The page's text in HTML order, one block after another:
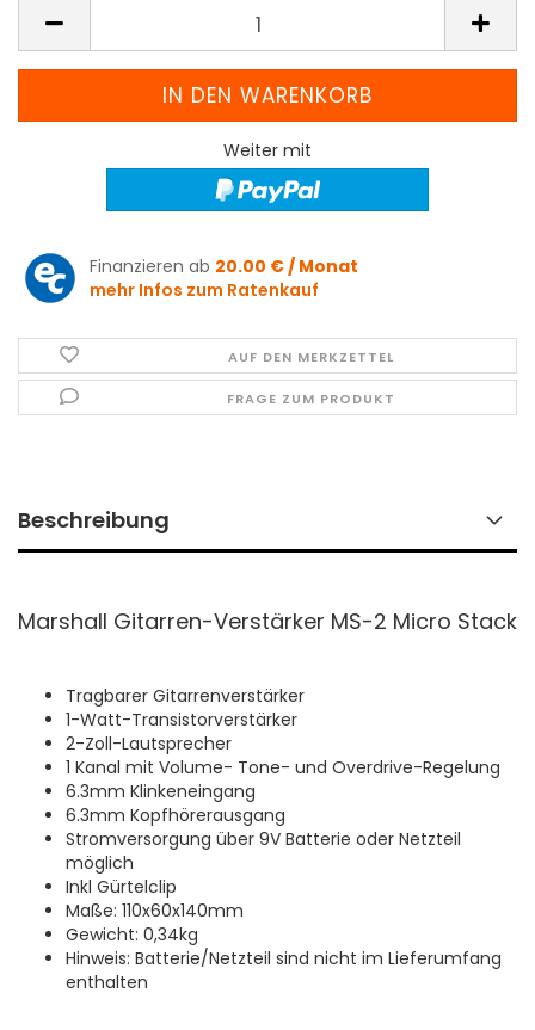
Weiter mit
Finanzieren ab 20.00 € / Monat
mehr Infos zum Ratenkauf
AUF DEN MERKZETTEL
FRAGE ZUM PRODUKT
Beschreibung
Marshall Gitarren-Verstärker MS-2 Micro Stack
Tragbarer Gitarrenverstärker
1-Watt-Transistorverstärker
2-Zoll-Lautsprecher
1 Kanal mit Volume- Tone- und Overdrive-Regelung
6.3mm Klinkeneingang
6.3mm Kopfhörerausgang
Stromversorgung über 9V Batterie oder Netzteil
möglich
Inkl Gürtelclip
Maße: 110x60x140mm
Gewicht: 0,34kg
Hinweis: Batterie/Netzteil sind nicht im Lieferumfang
enthalten